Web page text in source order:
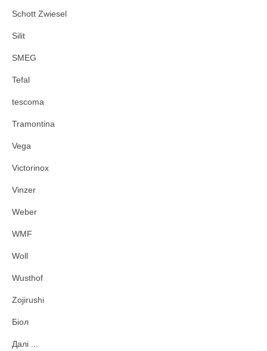
Schott Zwiesel
Silit
SMEG
Tefal
tescoma
Tramontina
Vega
Victorinox
Vinzer
Weber
WMF
Woll
Wusthof
Zojirushi
Біол
Далі ...